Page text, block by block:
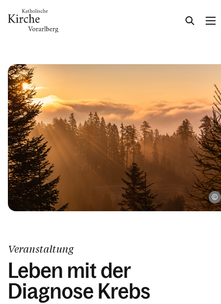
Gesellschaft & Kultur
Glaube & Feste
Das Kirchenjahr im Überblick Aktionen
Kirche & Ich
Aktuelles
Veranstaltung
Leben mit der
Diagnose Krebs